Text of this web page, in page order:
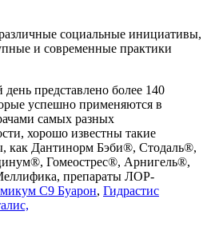
социальные инициативы,
и современные практики
представлено более 140
успешно применяются в
самых разных
хорошо известны такие
как Дантинорм Бэби®, Стодаль®,
Гомеострес®, Арнигель®,
препараты ЛОР-
С9 Буарон, Гидрастис